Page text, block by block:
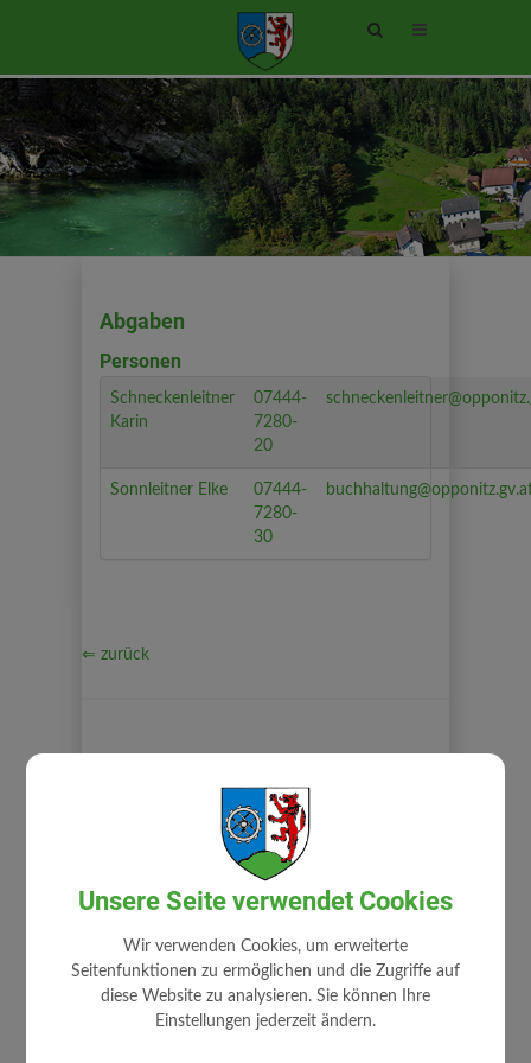
Site
toggle
Abgaben
Personen
Schneckenleitner
Karin
07444-
7280-
20
Sonnleitner Elke
07444-
7280-
30
⇐ zurück
Gemeindeamt
Mitarbeiter
Zuständigkeiten
Stellenangebote
Unsere Seite verwendet Cookies
Wir verwenden Cookies, um erweiterte
Seitenfunktionen zu ermöglichen und die Zugriffe auf
diese Website zu analysieren. Sie können Ihre
Einstellungen jederzeit ändern.